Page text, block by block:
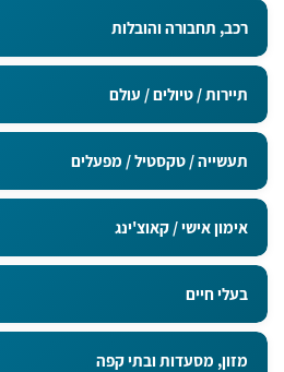
רכב, תחבורה והובלות
תיירות / טיולים / עולם
תעשייה / טקסטיל / מפעלים
אימון אישי / קאוצ'ינג
בעלי חיים
מזון, מסעדות ובתי קפה